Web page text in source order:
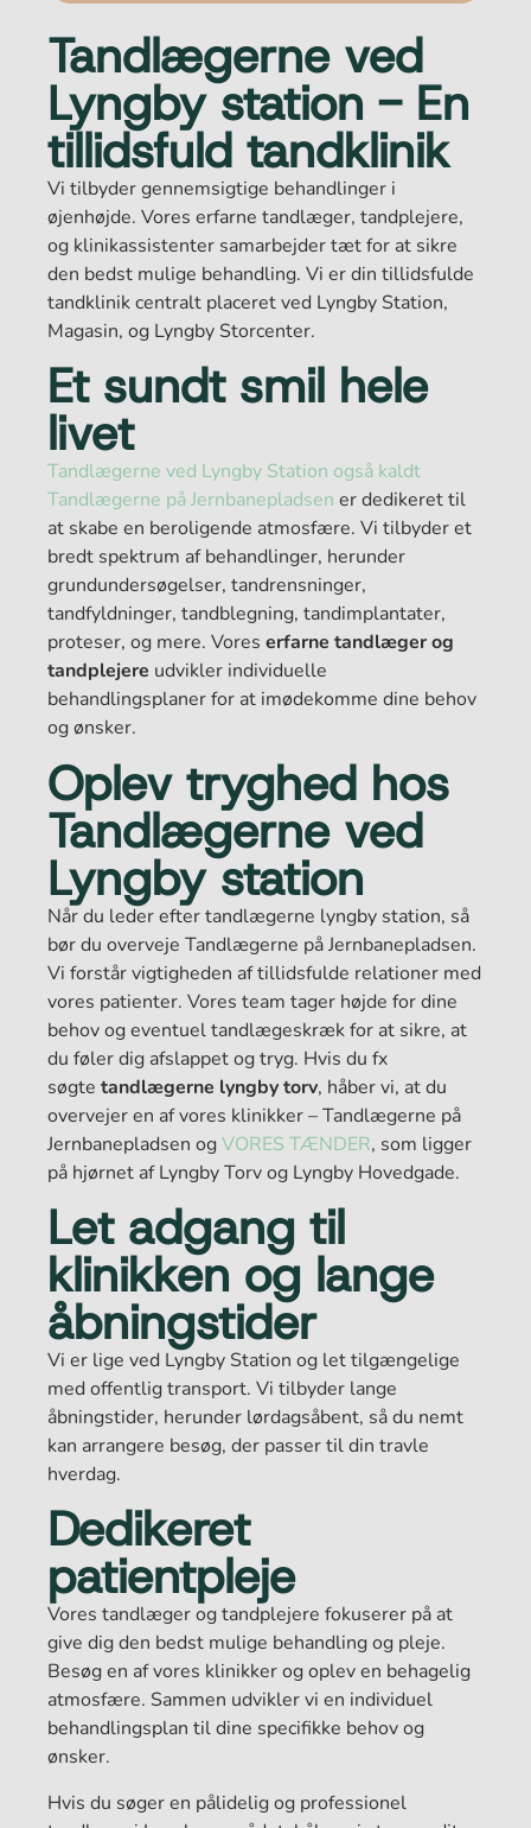
a
n
n
u
m
e
r
Tandlægerne ved
Lyngby station - En
tillidsfuld tandklinik
Vi tilbyder gennemsigtige behandlinger i
øjenhøjde. Vores erfarne tandlæger, tandplejere,
og klinikassistenter samarbejder tæt for at sikre
den bedst mulige behandling. Vi er din tillidsfulde
tandklinik centralt placeret ved Lyngby Station,
Magasin, og Lyngby Storcenter.
Et sundt smil hele
livet
Tandlægerne ved Lyngby Station også kaldt
Tandlægerne på Jernbanepladsen er dedikeret til
at skabe en beroligende atmosfære. Vi tilbyder et
bredt spektrum af behandlinger, herunder
grundundersøgelser, tandrensninger,
tandfyldninger, tandblegning, tandimplantater,
proteser, og mere. Vores erfarne tandlæger og
tandplejere udvikler individuelle
behandlingsplaner for at imødekomme dine behov
og ønsker.
Oplev tryghed hos
Tandlægerne ved
Lyngby station
Når du leder efter tandlægerne lyngby station, så
bør du overveje Tandlægerne på Jernbanepladsen.
Vi forstår vigtigheden af tillidsfulde relationer med
vores patienter. Vores team tager højde for dine
behov og eventuel tandlægeskræk for at sikre, at
du føler dig afslappet og tryg. Hvis du fx
søgte tandlægerne lyngby torv, håber vi, at du
overvejer en af vores klinikker – Tandlægerne på
Jernbanepladsen ogVORES TÆNDER, som ligger
på hjørnet af Lyngby Torv og Lyngby Hovedgade.
Let adgang til
klinikken og lange
åbningstider
Vi er lige ved Lyngby Station og let tilgængelige
med offentlig transport. Vi tilbyder lange
åbningstider, herunder lørdagsåbent, så du nemt
kan arrangere besøg, der passer til din travle
hverdag.
Dedikeret
patientpleje
Vores tandlæger og tandplejere fokuserer på at
give dig den bedst mulige behandling og pleje.
Besøg en af vores klinikker og oplev en behagelig
atmosfære. Sammen udvikler vi en individuel
behandlingsplan til dine specifikke behov og
ønsker.
Hvis du søger en pålidelig og professionel